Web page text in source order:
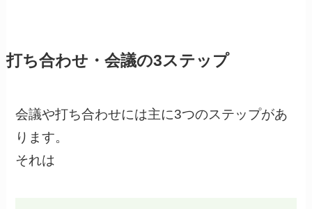
打ち合わせ・会議の3ステップ
会議や打ち合わせには主に3つのステップがあ
ります。
それは